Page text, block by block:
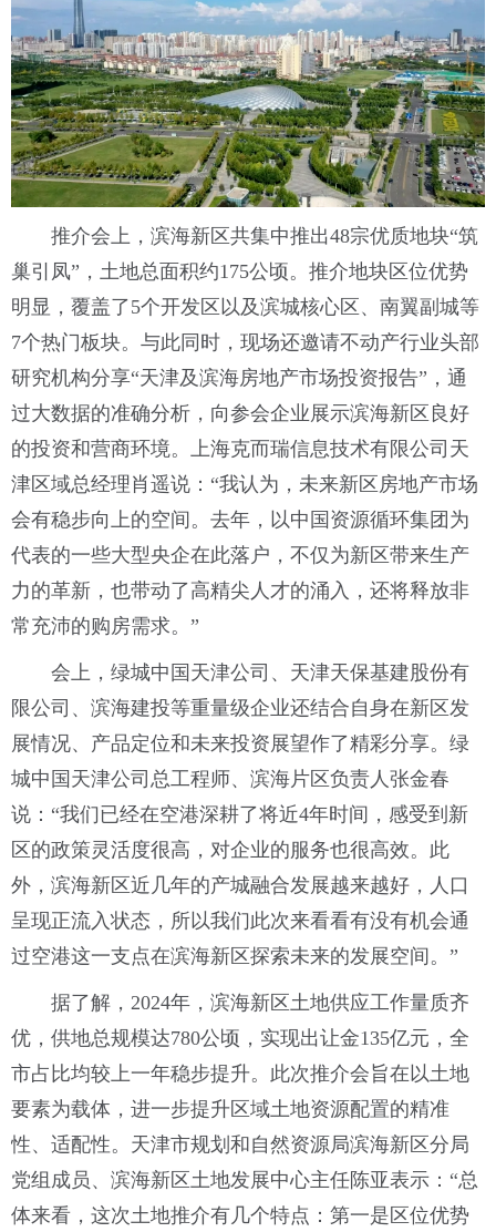
推介会上，滨海新区共集中推出48宗优质地块“筑
巢引凤”，土地总面积约175公顷。推介地块区位优势
明显，覆盖了5个开发区以及滨城核心区、南翼副城等
7个热门板块。与此同时，现场还邀请不动产行业头部
研究机构分享“天津及滨海房地产市场投资报告”，通
过大数据的准确分析，向参会企业展示滨海新区良好
的投资和营商环境。上海克而瑞信息技术有限公司天
津区域总经理肖遥说：“我认为，未来新区房地产市场
会有稳步向上的空间。去年，以中国资源循环集团为
代表的一些大型央企在此落户，不仅为新区带来生产
力的革新，也带动了高精尖人才的涌入，还将释放非
常充沛的购房需求。”
会上，绿城中国天津公司、天津天保基建股份有
限公司、滨海建投等重量级企业还结合自身在新区发
展情况、产品定位和未来投资展望作了精彩分享。绿
城中国天津公司总工程师、滨海片区负责人张金春
说：“我们已经在空港深耕了将近4年时间，感受到新
区的政策灵活度很高，对企业的服务也很高效。此
外，滨海新区近几年的产城融合发展越来越好，人口
呈现正流入状态，所以我们此次来看看有没有机会通
过空港这一支点在滨海新区探索未来的发展空间。”
据了解，2024年，滨海新区土地供应工作量质齐
优，供地总规模达780公顷，实现出让金135亿元，全
市占比均较上一年稳步提升。此次推介会旨在以土地
要素为载体，进一步提升区域土地资源配置的精准
性、适配性。天津市规划和自然资源局滨海新区分局
党组成员、滨海新区土地发展中心主任陈亚表示：“总
体来看，这次土地推介有几个特点：第一是区位优势